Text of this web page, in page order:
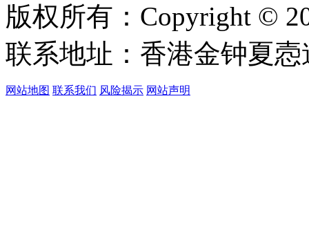
版权所有：Copyright ©
联系地址：香港金钟夏
网站地图 联系我们 风险揭示 网站声明